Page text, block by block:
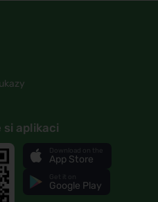
aplikaci
App Store
Google Play